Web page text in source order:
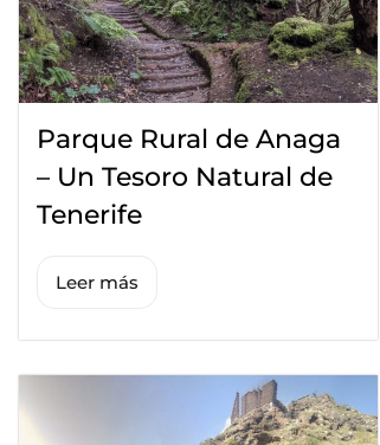
Parque Rural de Anaga
– Un Tesoro Natural de
Tenerife
Leer más